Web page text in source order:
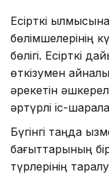
Есірткі
бөлімшелерінің
бөлігі. Есірткі
өткізумен
әрекетін
әртүрлі іс-
Бүгінгі таңда
бағыттарының
түрлерінің